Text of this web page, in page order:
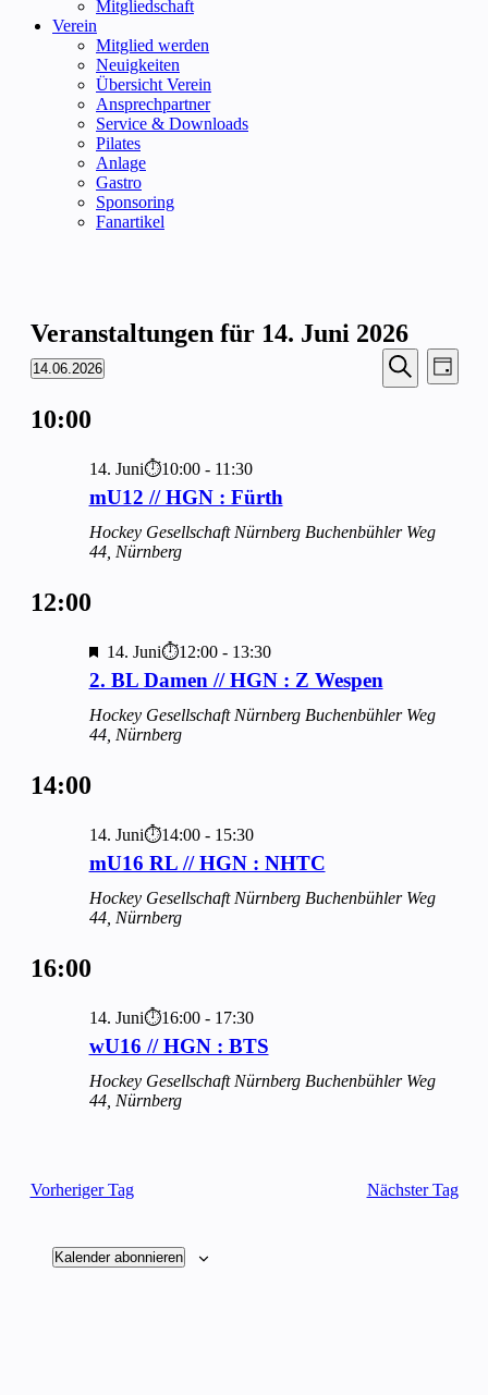
Mitgliedschaft
Verein
Mitglied werden
Neuigkeiten
Übersicht Verein
Ansprechpartner
Service & Downloads
Pilates
Anlage
Gastro
Sponsoring
Fanartikel
Veranstaltungen für 14. Juni 2026
Suche
Suche
Tag
14.06.2026
wählen.
10:00
mU12 // HGN : Fürth
14. Juni⏱10:00- 11:30
Hockey Gesellschaft Nürnberg Buchenbühler Weg
44, Nürnberg
12:00
2. BL Damen // HGN : Z Wespen
Hervorgehoben
14. Juni⏱12:00- 13:30
Hockey Gesellschaft Nürnberg Buchenbühler Weg
44, Nürnberg
14:00
mU16 RL // HGN : NHTC
14. Juni⏱14:00- 15:30
Hockey Gesellschaft Nürnberg Buchenbühler Weg
44, Nürnberg
16:00
wU16 // HGN : BTS
14. Juni⏱16:00- 17:30
Hockey Gesellschaft Nürnberg Buchenbühler Weg
44, Nürnberg
Vorheriger Tag Nächster Tag
Kalender abonnieren